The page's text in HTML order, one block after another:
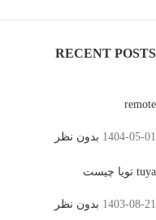
RECENT POSTS
remote
1404-05-01 بدون نظر
tuya تویا چیست
1403-08-21 بدون نظر